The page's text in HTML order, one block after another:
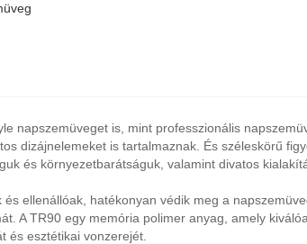
napszemüveget is, mint professzionális
dizájnelemeket is tartalmaznak. És széleskörű
és környezetbarátságuk, valamint divatos
ellenállóak, hatékonyan védik meg a
A TR90 egy memória polimer anyag, amely
és esztétikai vonzerejét.